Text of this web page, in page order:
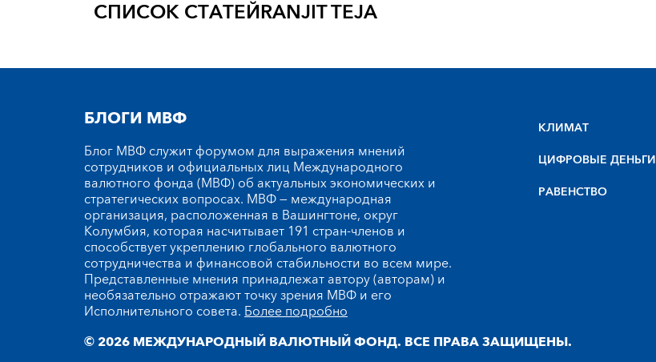
СПИСОК СТАТЕЙRANJIT TEJA
БЛОГИ МВФ
Блог МВФ служит форумом для выражения мнений
сотрудников и официальных лиц Международного
валютного фонда (МВФ) об актуальных экономических и
стратегических вопросах. МВФ — международная
организация, расположенная в Вашингтоне, округ
Колумбия, которая насчитывает 191 стран-членов и
способствует укреплению глобального валютного
сотрудничества и финансовой стабильности во всем мире.
Представленные мнения принадлежат автору (авторам) и
необязательно отражают точку зрения МВФ и его
Исполнительного совета.Более подробно
КЛИМАТ
ЦИФРОВЫЕ ДЕНЬГИ
РАВЕНСТВО
© 2026 МЕЖДУНАРОДНЫЙ ВАЛЮТНЫЙ ФОНД. ВСЕ ПРАВА ЗАЩИЩЕНЫ.